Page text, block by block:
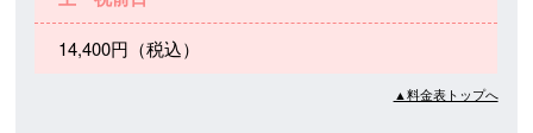
14,400円（税込）
▲料金表トップへ